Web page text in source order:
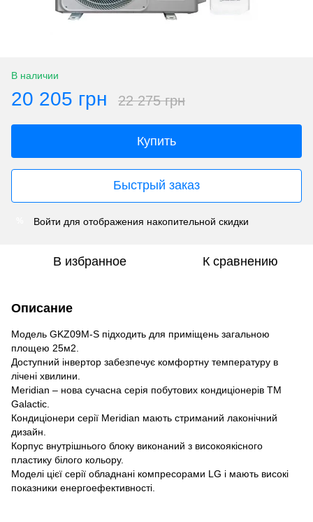
В наличии
20 205 грн 22 275 грн
Купить
Быстрый заказ
Войти для отображения накопительной скидки
В избранное К сравнению
Описание
Модель GKZ09M-S підходить для приміщень загальною
площею 25м2.
Доступний інвертор забезпечує комфортну температуру в
лічені хвилини.
Meridian – нова сучасна серія побутових кондиціонерів ТМ
Galactic.
Кондиціонери серії Meridian мають стриманий лаконічний
дизайн.
Корпус внутрішнього блоку виконаний з високоякісного
пластику білого кольору.
Моделі цієї серії обладнані компресорами LG і мають високі
показники енергоефективності.